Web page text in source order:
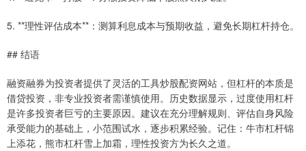
5. **理性评估成本**：测算利息成本与预期收益，避免长期杠杆持仓。
## 结语
融资融券为投资者提供了灵活的工具炒股配资网站，但杠杆的本质是
借贷投资，非专业投资者需谨慎使用。历史数据显示，过度使用杠杆
是许多投资者巨亏的主要原因。建议在充分理解规则、评估自身风险
承受能力的基础上，小范围试水，逐步积累经验。记住：牛市杠杆锦
上添花，熊市杠杆雪上加霜，理性投资方为长久之道。